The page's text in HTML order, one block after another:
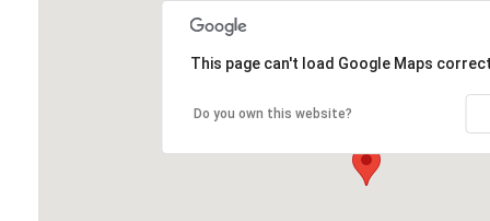
This page can't load Google Maps
Do you own this website?